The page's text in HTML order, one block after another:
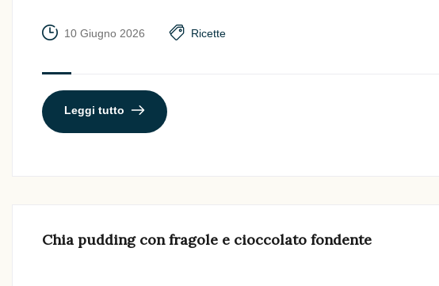
10 Giugno 2026 Ricette
Leggi tutto
Chia pudding con fragole e cioccolato fondente